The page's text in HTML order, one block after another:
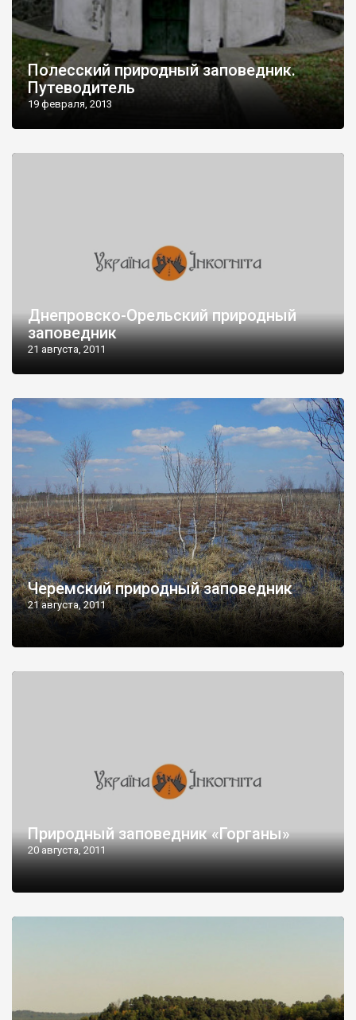
Полесский природный заповедник.
Путеводитель
19 февраля, 2013
Днепровско-Орельский природный
заповедник
21 августа, 2011
Черемский природный заповедник
21 августа, 2011
Природный заповедник «Горганы»
20 августа, 2011